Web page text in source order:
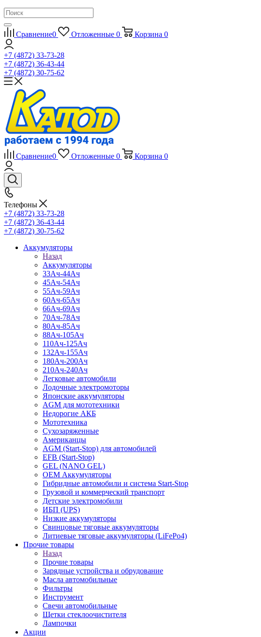
Сравнение0 Отложенные 0 Корзина 0
+7 (4872) 33-73-28
+7 (4872) 36-43-44
+7 (4872) 30-75-62
Сравнение0 Отложенные 0 Корзина 0
Телефоны
+7 (4872) 33-73-28
+7 (4872) 36-43-44
+7 (4872) 30-75-62
Аккумуляторы
Назад
Аккумуляторы
33Ач-44Ач
45Ач-54Ач
55Ач-59Ач
60Ач-65Ач
66Ач-69Ач
70Ач-78Ач
80Ач-85Ач
88Ач-105Ач
110Ач-125Ач
132Ач-155Ач
180Ач-200Ач
210Ач-240Ач
Легковые автомобили
Лодочные электромоторы
Японские аккумуляторы
AGM для мототехники
Недорогие АКБ
Мототехника
Сухозаряженные
Американцы
AGM (Start-Stop) для автомобилей
EFB (Start-Stop)
GEL (NANO GEL)
OEM Аккумуляторы
Гибридные автомобили и система Start-Stop
Грузовой и коммерческий транспорт
Детские электромобили
ИБП (UPS)
Низкие аккумуляторы
Свинцовые тяговые аккумуляторы
Литиевые тяговые аккумуляторы (LiFePo4)
Прочие товары
Назад
Прочие товары
Зарядные устройства и обрудование
Масла автомобильные
Фильтры
Инструмент
Свечи автомобильные
Щетки стеклоочистителя
Лампочки
Акции